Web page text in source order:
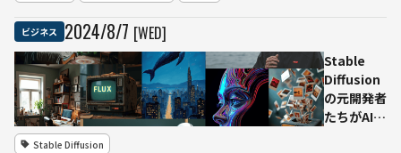
続へ 米連
邦裁判所
ビジネス 2024/8/7 [WED]
Stable
Diffusion
の元開発者
たちがAI企
Stable Diffusion